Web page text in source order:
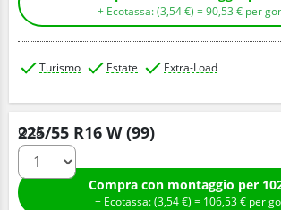
+ Ecotassa: (3,54€ ) =90,53 € per
Turismo Estate Extra-Load
225/55 R16 W (99)
Q.tà
Compra con
+ Ecotassa: (3,54€ ) = 106,53€ per